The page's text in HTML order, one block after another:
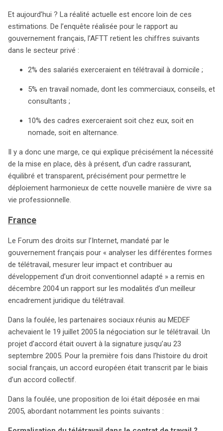
Et aujourd’hui ? La réalité actuelle est encore loin de ces
estimations. De l’enquête réalisée pour le rapport au
gouvernement français, l’AFTT retient les chiffres suivants
dans le secteur privé :
2% des salariés exerceraient en télétravail à domicile ;
5% en travail nomade, dont les commerciaux, conseils, et
consultants ;
10% des cadres exerceraient soit chez eux, soit en
nomade, soit en alternance.
Il y a donc une marge, ce qui explique précisément la nécessité
de la mise en place, dès à présent, d’un cadre rassurant,
équilibré et transparent, précisément pour permettre le
déploiement harmonieux de cette nouvelle manière de vivre sa
vie professionnelle.
France
Le Forum des droits sur l’Internet, mandaté par le
gouvernement français pour « analyser les différentes formes
de télétravail, mesurer leur impact et contribuer au
développement d’un droit conventionnel adapté » a remis en
décembre 2004 un rapport sur les modalités d’un meilleur
encadrement juridique du télétravail.
Dans la foulée, les partenaires sociaux réunis au MEDEF
achevaient le 19 juillet 2005 la négociation sur le télétravail. Un
projet d’accord était ouvert à la signature jusqu’au 23
septembre 2005. Pour la première fois dans l’histoire du droit
social français, un accord européen était transcrit par le biais
d’un accord collectif.
Dans la foulée, une proposition de loi était déposée en mai
2005, abordant notamment les points suivants :